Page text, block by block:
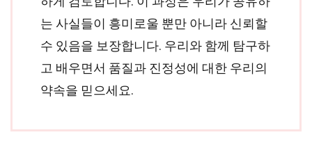
는 사실들이 흥미로울 뿐만 아니라 신뢰할
수 있음을 보장합니다. 우리와 함께 탐구하
고 배우면서 품질과 진정성에 대한 우리의
약속을 믿으세요.